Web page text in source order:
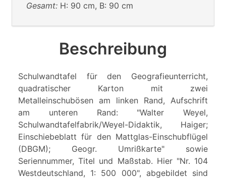
Gesamt: H: 90 cm, B: 90 cm
Beschreibung
Schulwandtafel für den Geografieunterricht,
quadratischer Karton mit zwei
Metalleinschubösen am linken Rand, Aufschrift
am unteren Rand: "Walter Weyel,
Schulwandtafelfabrik/Weyel-Didaktik, Haiger;
Einschiebeblatt für den Mattglas-Einschubflügel
(DBGM); Geogr. Umrißkarte" sowie
Seriennummer, Titel und Maßstab. Hier "Nr. 104
Westdeutschland, 1: 500 000", abgebildet sind